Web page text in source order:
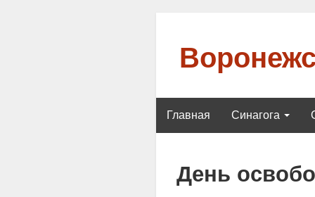
Главная Синагога
День